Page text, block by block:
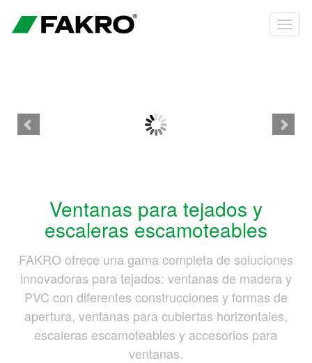
Ventanas para tejados y
escaleras escamoteables
FAKRO ofrece una gama completa de soluciones
innovadoras para tejados: ventanas de madera y
PVC con diferentes construcciones y formas de
apertura, ventanas para cubiertas horizontales,
escaleras escamoteables y accesorios para
ventanas.